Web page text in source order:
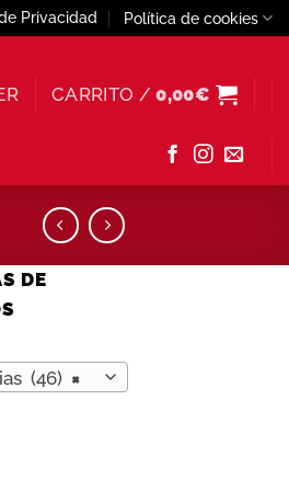
Privacidad Política de cookies
CARRITO /0,00€
DE
×
(46)